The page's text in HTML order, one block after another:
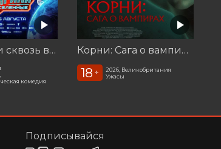
Смешарики сквозь вселенные
комедия
Корни: Сага о вампирах
18 +
2026, Великобритания
Ужасы
Подписывайся